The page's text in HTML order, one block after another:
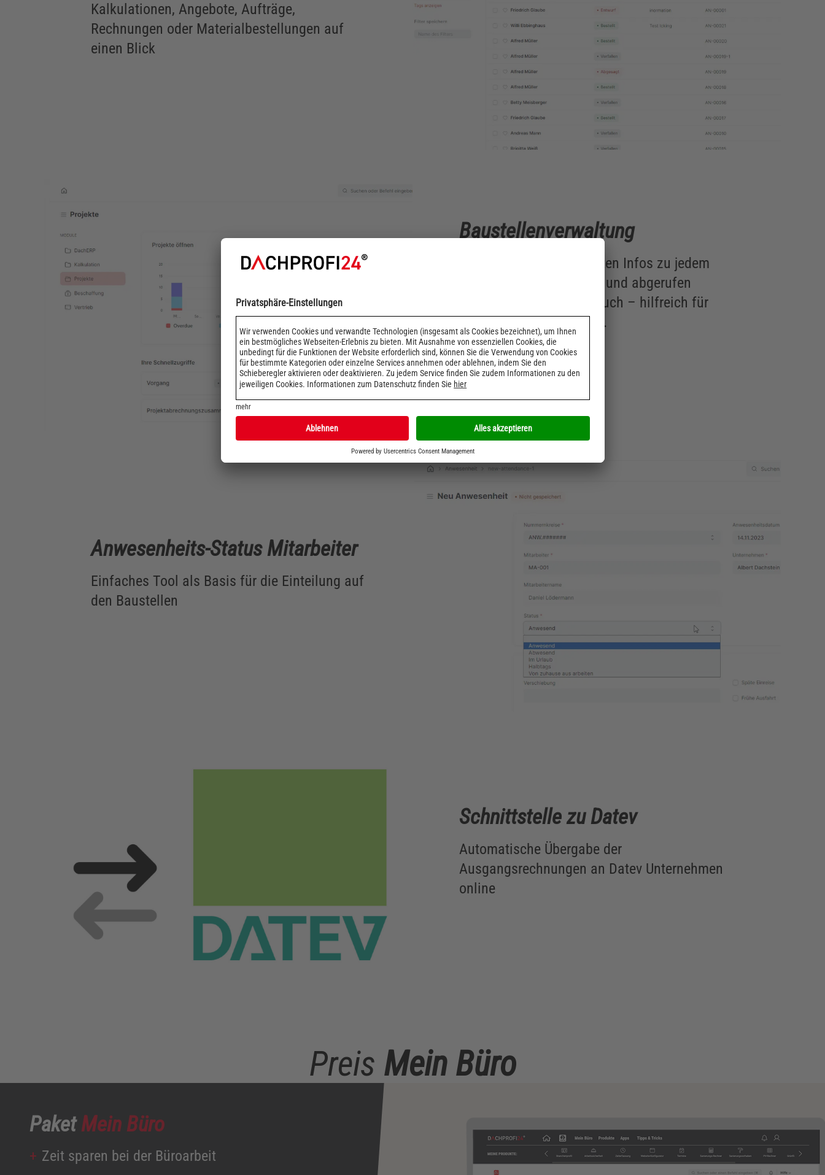
Kalkulationen, Angebote, Aufträge,
Rechnungen oder Materialbestellungen auf
einen Blick
Baustellenverwaltung
Hier können alle relevanten Infos zu jedem
Dachprojekt eingetragen und abgerufen
werden – inkl. Bautagebuch – hilfreich für
jeden Dachdeckerbetrieb.
Mehr erfahren
Anwesenheits-Status Mitarbeiter
Einfaches Tool als Basis für die Einteilung auf
den Baustellen
Schnittstelle zu Datev
Automatische Übergabe der
Ausgangsrechnungen an Datev Unternehmen
online
Preis Mein Büro
PaketMein Büro
Zeit sparen bei der Büroarbeit